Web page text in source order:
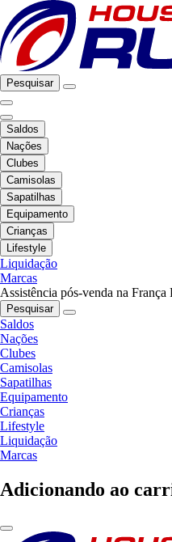
Pesquisar
Saldos
Nações
Clubes
Camisolas
Sapatilhas
Equipamento
Crianças
Lifestyle
Liquidação
Marcas
Assistência pós-venda na França
Pesquisar
Saldos
Nações
Clubes
Camisolas
Sapatilhas
Equipamento
Crianças
Lifestyle
Liquidação
Marcas
Adicionando ao